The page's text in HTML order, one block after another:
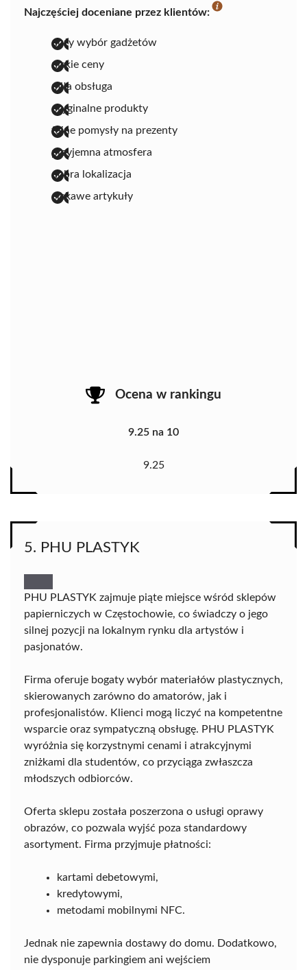
Najczęściej doceniane przez klientów:
duży wybór gadżetów
niskie ceny
miła obsługa
oryginalne produkty
fajne pomysły na prezenty
przyjemna atmosfera
dobra lokalizacja
ciekawe artykuły
Ocena w rankingu
9.25 na 10
9.25
5. PHU PLASTYK
PHU PLASTYK zajmuje piąte miejsce wśród sklepów
papierniczych w Częstochowie, co świadczy o jego
silnej pozycji na lokalnym rynku dla artystów i
pasjonatów.
Firma oferuje bogaty wybór materiałów plastycznych,
skierowanych zarówno do amatorów, jak i
profesjonalistów. Klienci mogą liczyć na kompetentne
wsparcie oraz sympatyczną obsługę. PHU PLASTYK
wyróżnia się korzystnymi cenami i atrakcyjnymi
zniżkami dla studentów, co przyciąga zwłaszcza
młodszych odbiorców.
Oferta sklepu została poszerzona o usługi oprawy
obrazów, co pozwala wyjść poza standardowy
asortyment. Firma przyjmuje płatności:
kartami debetowymi,
kredytowymi,
metodami mobilnymi NFC.
Jednak nie zapewnia dostawy do domu. Dodatkowo,
nie dysponuje parkingiem ani wejściem